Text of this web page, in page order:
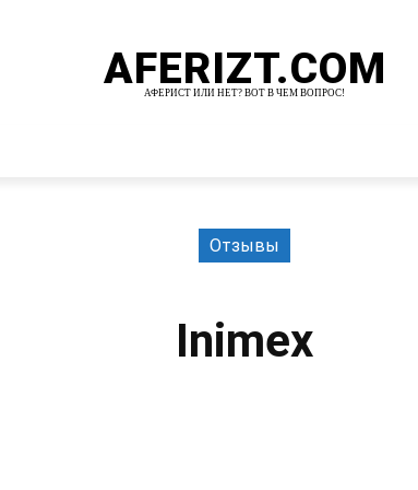
AFERIZT.COM
АФЕРИСТ ИЛИ НЕТ? ВОТ В ЧЕМ ВОПРОС!
Отзывы
Inimex